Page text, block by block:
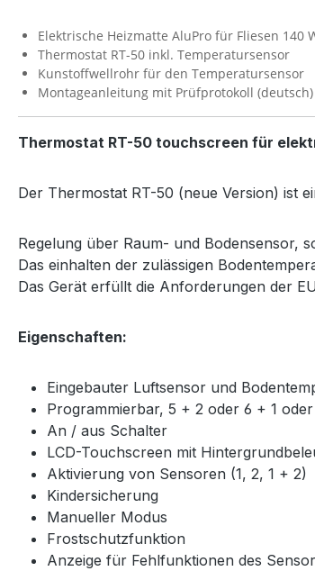
Elektrische Heizmatte AluPro für Fliesen 140
Thermostat RT-50 inkl. Temperatursensor
Kunstoffwellrohr für den Temperatursensor
Montageanleitung mit Prüfprotokoll (deutsch)
Thermostat RT-50 touchscreen für
Der Thermostat RT-50 (neue Version) ist
Regelung über Raum- und Bodensensor,
Das einhalten der zulässigen
Das Gerät erfüllt die Anforderungen der
Eigenschaften:
Eingebauter Luftsensor und
Programmierbar, 5 + 2 oder 6 + 1
An / aus Schalter
LCD-Touchscreen mit
Aktivierung von Sensoren (1, 2, 1 + 2)
Kindersicherung
Manueller Modus
Frostschutzfunktion
Anzeige für Fehlfunktionen des